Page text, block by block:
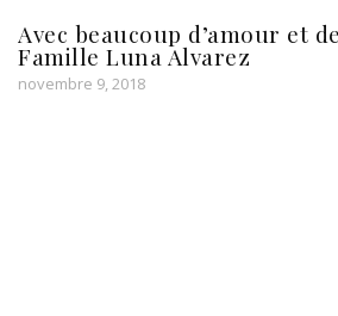
Avec beaucoup d’amour et
Famille Luna Alvarez
novembre 9, 2018